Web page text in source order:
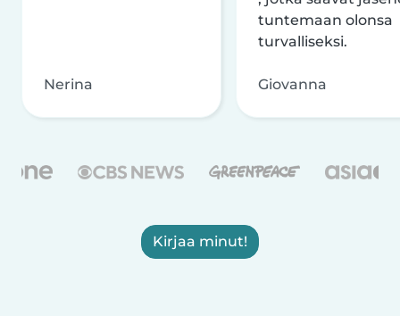
Nerina
tuntemaan olonsa
turvalliseksi.
Giovanna
Kirjaa minut!